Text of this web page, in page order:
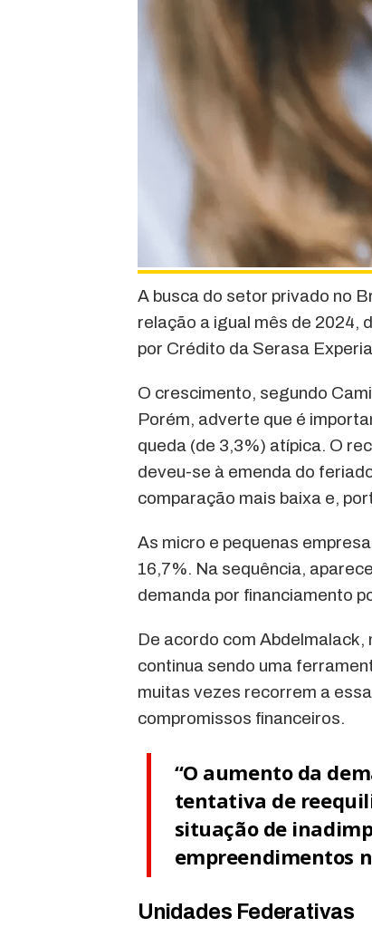
A busca do setor privado no
relação a igual mês de 2024,
por Crédito da Serasa
O crescimento, segundo
Porém, adverte que é
queda (de 3,3%) atípica. O
deveu-se à emenda do
comparação mais baixa e,
As micro e pequenas
16,7%. Na sequência,
demanda por financiamento
De acordo com
continua sendo uma
muitas vezes recorrem a
compromissos financeiros.
“O aumento da
tentativa de
situação de
empreendimentos
Unidades Federativas